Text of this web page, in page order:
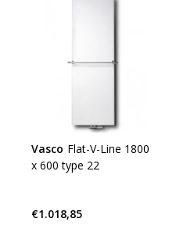
Vasco Flat-V-Line 1800
x 600 type 22
€1.018,85